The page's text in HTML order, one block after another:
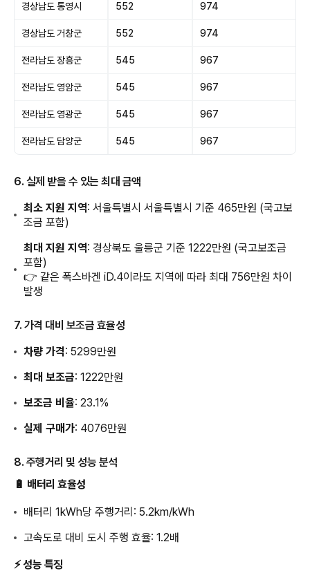
경상남도 통영시 552 974
경상남도 거창군 552 974
전라남도 장흥군 545 967
전라남도 영암군 545 967
전라남도 영광군 545 967
전라남도 담양군 545 967
6. 실제 받을 수 있는 최대 금액
최소 지원 지역: 서울특별시 서울특별시 기준 465만원 (국고보
조금 포함)
최대 지원 지역: 경상북도 울릉군 기준 1222만원 (국고보조금
포함)
👉 같은 폭스바겐 iD.4이라도 지역에 따라 최대 756만원 차이
발생
7. 가격 대비 보조금 효율성
차량 가격: 5299만원
최대 보조금: 1222만원
보조금 비율: 23.1%
실제 구매가: 4076만원
8. 주행거리 및 성능 분석
🔋 배터리 효율성
배터리 1kWh당 주행거리: 5.2km/kWh
고속도로 대비 도시 주행 효율: 1.2배
⚡ 성능 특징